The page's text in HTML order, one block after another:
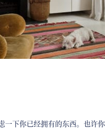
下你已经拥有的东西。也许